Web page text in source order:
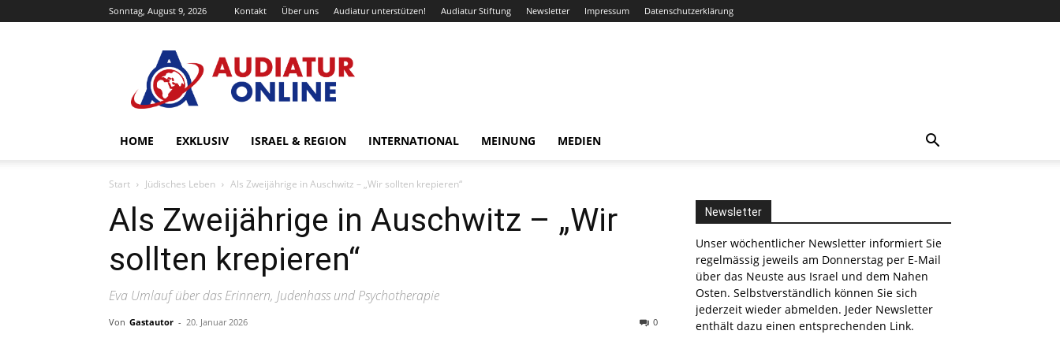
Sonntag, August 9, 2026 Kontakt Über uns Audiatur unterstützen! Audiatur Stiftung Newsletter Impressum Datenschutzerklärung
Online
HOME EXKLUSIV ISRAEL & REGION INTERNATIONAL MEINUNG MEDIEN
Start Jüdisches Leben Als Zweijährige in Auschwitz – „Wir sollten krepieren“
Als Zweijährige in Auschwitz – „Wir
sollten krepieren“
Eva Umlauf über das Erinnern, Judenhass und Psychotherapie
Von Gastautor - 20. Januar 2026 0
Newsletter
Unser wöchentlicher Newsletter informiert Sie
regelmässig jeweils am Donnerstag per E-Mail
über das Neuste aus Israel und dem Nahen
Osten. Selbstverständlich können Sie sich
jederzeit wieder abmelden. Jeder Newsletter
enthält dazu einen entsprechenden Link.